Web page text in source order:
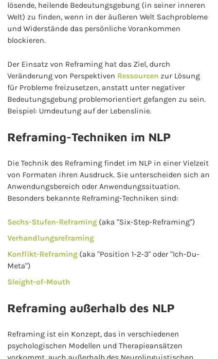
lösende, heilende Bedeutungsgebung (in seiner inneren
Welt) zu finden, wenn in der äußeren Welt Sachprobleme
und Widerstände das persönliche Vorankommen
blockieren.
Der Einsatz von Reframing hat das Ziel, durch
Veränderung von Perspektiven Ressourcen zur Lösung
für Probleme freizusetzen, anstatt unter negativer
Bedeutungsgebung problemorientiert gefangen zu sein.
Beispiel: Umdeutung auf der Lebenslinie.
Reframing-Techniken im NLP
Die Technik des Reframing findet im NLP in einer Vielzeit
von Formaten ihren Ausdruck. Sie unterscheiden sich an
Anwendungsbereich oder Anwendungssituation.
Besonders bekannte Reframing-Techniken sind:
Sechs-Stufen-Reframing (aka "Six-Step-Reframing")
Verhandlungsreframing
Konflikt-Reframing (aka "Position 1-2-3" oder "Ich-Du-
Meta")
Sleight-of-Mouth
Reframing außerhalb des NLP
Reframing ist ein Konzept, das in verschiedenen
psychologischen Modellen und Therapieansätzen